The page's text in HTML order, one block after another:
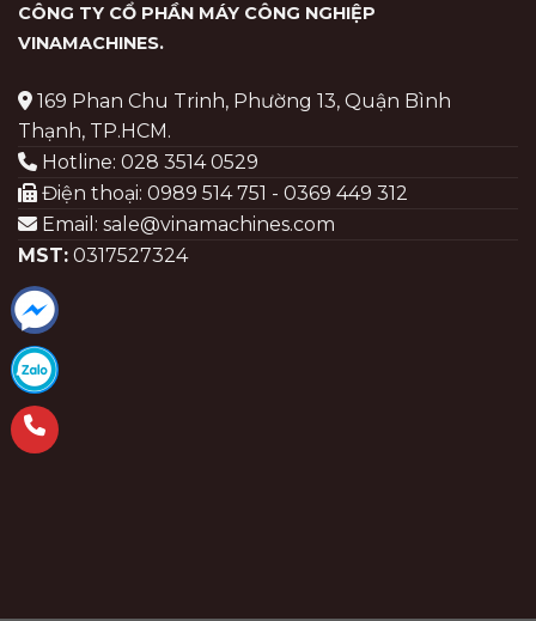
CÔNG TY CỔ PHẦN MÁY CÔNG NGHIỆP
VINAMACHINES.
169 Phan Chu Trinh, Phường 13, Quận Bình
Thạnh, TP.HCM.
Hotline: 028 3514 0529
Điện thoại: 0989 514 751 - 0369 449 312
Email: sale@vinamachines.com
MST: 0317527324